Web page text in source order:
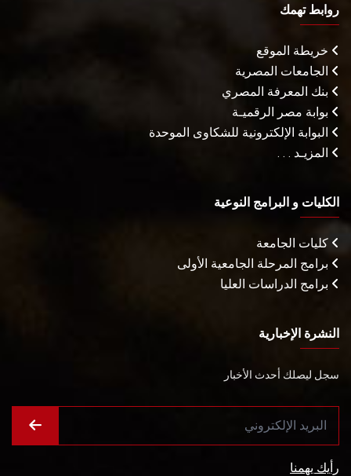
روابط تهمك
خريطة الموقع
الجامعات المصرية
بنك المعرفة المصري
بوابة مصر الرقميـة
البوابة الإلكترونية للشكاوى الموحدة
المزيـد . . .
الكليات و البرامج النوعية
كليات الجامعة
برامج المرحلة الجامعية الأولى
برامج الدراسات العليا
النشرة الإخبارية
سجل ليصلك أحدث الأخبار
رأيك يهمنا